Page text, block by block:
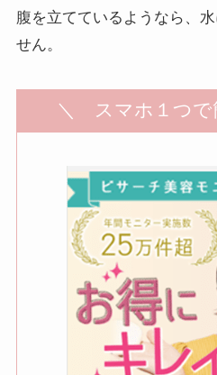
腹を立てているようなら、
せん。
＼ スマホ１つ